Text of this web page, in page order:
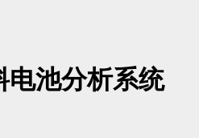
电池分析系统